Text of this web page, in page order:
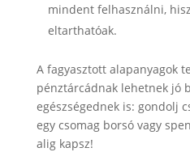
mindent felhasználni,
eltarthatóak.
A fagyasztott alapanyagok
pénztárcádnak lehetnek jó
egészségednek is: gondolj
egy csomag borsó vagy
alig kapsz!